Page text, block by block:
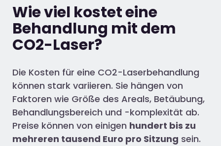
Wie viel kostet eine
Behandlung mit dem
CO2-Laser?
Die Kosten für eine CO2-Laserbehandlung
können stark variieren. Sie hängen von
Faktoren wie Größe des Areals, Betäubung,
Behandlungsbereich und -komplexität ab.
Preise können von einigen hundert bis zu
mehreren tausend Euro pro Sitzung sein.